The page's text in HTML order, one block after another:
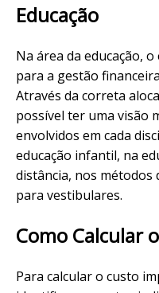
Educação
Na área da educação,
para a gestão
Através da correta
possível ter uma visão
envolvidos em cada
educação infantil, na
distância, nos métodos
para vestibulares.
Como Calcular
Para calcular o custo